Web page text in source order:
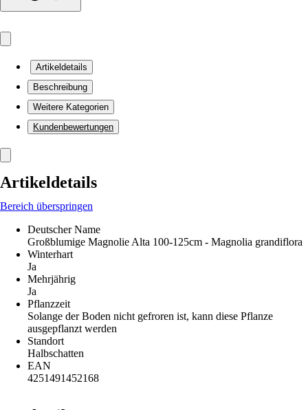
Artikeldetails
Beschreibung
Weitere Kategorien
Kundenbewertungen
Artikeldetails
Bereich überspringen
Deutscher Name
Großblumige Magnolie Alta 100-125cm - Magnolia grandiflora
Winterhart
Ja
Mehrjährig
Ja
Pflanzzeit
Solange der Boden nicht gefroren ist, kann diese Pflanze
ausgepflanzt werden
Standort
Halbschatten
EAN
4251491452168